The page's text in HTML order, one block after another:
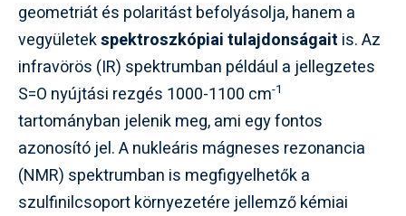
geometriát és polaritást befolyásolja, hanem a
vegyületekspektroszkópiai tulajdonságait is. Az
infravörös (IR) spektrumban például a jellegzetes
S=O nyújtási rezgés 1000-1100 cm-1
tartományban jelenik meg, ami egy fontos
azonosító jel. A nukleáris mágneses rezonancia
(NMR) spektrumban is megfigyelhetők a
szulfinilcsoport környezetére jellemző kémiai